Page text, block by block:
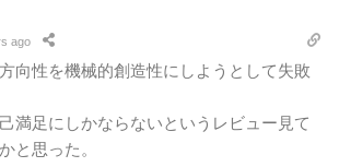
ago
向性を機械的創造性にしようとして失敗
満足にしかならないという レビュー見て
と思った。